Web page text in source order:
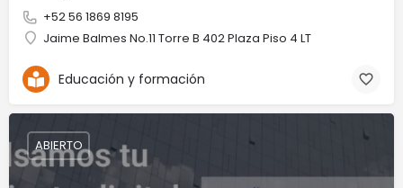
+52 56 1869 8195
Jaime Balmes No.11 Torre B 402 Plaza Piso 4 LT
Educación y formación
ABIERTO